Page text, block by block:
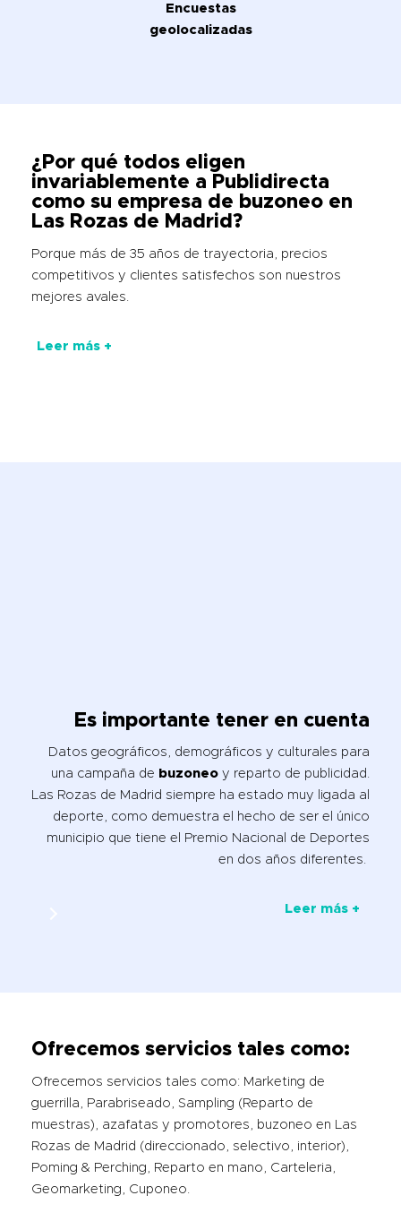
Encuestas
geolocalizadas
¿Por qué todos eligen
invariablemente a Publidirecta
como su empresa de buzoneo en
Las Rozas de Madrid?
Porque más de 35 años de trayectoria, precios
competitivos y clientes satisfechos son nuestros
mejores avales.
Leer más +
Es importante tener en cuenta
Datos geográficos, demográficos y culturales para
una campaña de buzoneo y reparto de publicidad.
Las Rozas de Madrid siempre ha estado muy ligada al
deporte, como demuestra el hecho de ser el único
municipio que tiene el Premio Nacional de Deportes
en dos años diferentes.
Leer más +
Ofrecemos servicios tales como:
Ofrecemos servicios tales como: Marketing de
guerrilla, Parabriseado, Sampling (Reparto de
muestras), azafatas y promotores, buzoneo en Las
Rozas de Madrid (direccionado, selectivo, interior),
Poming & Perching, Reparto en mano, Carteleria,
Geomarketing, Cuponeo.